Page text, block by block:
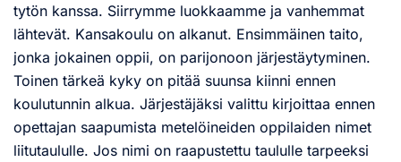
tytön kanssa. Siirrymme luokkaamme ja vanhemmat
lähtevät. Kansakoulu on alkanut. Ensimmäinen taito,
jonka jokainen oppii, on parijonoon järjestäytyminen.
Toinen tärkeä kyky on pitää suunsa kiinni ennen
koulutunnin alkua. Järjestäjäksi valittu kirjoittaa ennen
opettajan saapumista metelöineiden oppilaiden nimet
liitutaululle. Jos nimi on raapustettu taululle tarpeeksi